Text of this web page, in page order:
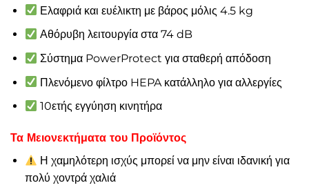
Ελαφριά και ευέλικτη με βάρος μόλις 4.5 kg
Αθόρυβη λειτουργία στα 74 dB
Σύστημα PowerProtect για σταθερή απόδοση
Πλενόμενο φίλτρο HEPA κατάλληλο για αλλεργίες
10ετής εγγύηση κινητήρα
Τα Μειονεκτήματα του Προϊόντος
Η χαμηλότερη ισχύς μπορεί να μην είναι ιδανική για
πολύ χοντρά χαλιά